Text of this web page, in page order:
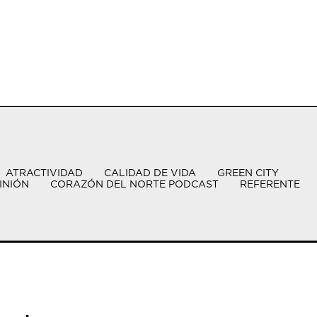
ATRACTIVIDAD CALIDAD DE VIDA
GREEN CITY
CORAZÓN DEL NORTE PODCAST REFERENTE